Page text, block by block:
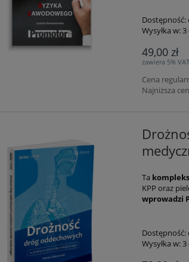
Dostępność:
Wysyłka w:3
49,00 zł
zawiera 5%
Cena
Najniższa
Ta
KPP oraz
wprowadzi
Dostępność:
Wysyłka w:3